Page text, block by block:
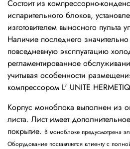
Состоит из компрессорно-
испарительного блоков,
изготовителем выносного пульта
Наличие последнего значительно
повседневную эксплуатацию
регламентированное
учитывая особенности
компрессором L' UNITE
Корпус моноблока выполнен из
листа. Лист имеет
покрытие. В моноблоке предусмотрена
Оборудование поставляется клиенту с